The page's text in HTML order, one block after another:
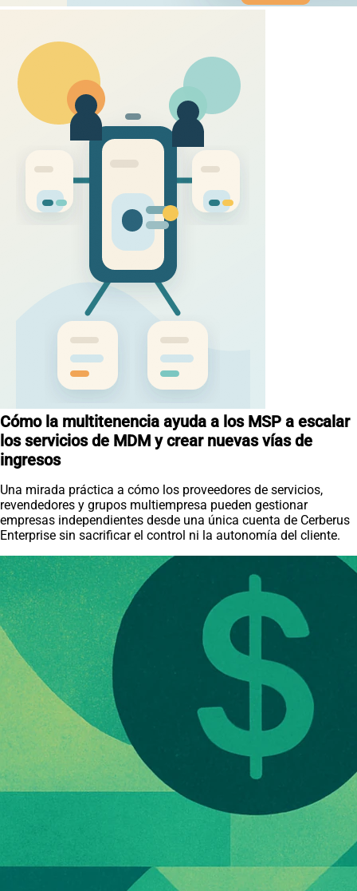
Cómo la multitenencia ayuda a los MSP a escalar
los servicios de MDM y crear nuevas vías de
ingresos
Una mirada práctica a cómo los proveedores de servicios,
revendedores y grupos multiempresa pueden gestionar
empresas independientes desde una única cuenta de Cerberus
Enterprise sin sacrificar el control ni la autonomía del cliente.